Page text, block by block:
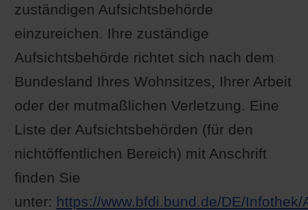
zuständigen Aufsichtsbehörde
einzureichen. Ihre zuständige
Aufsichtsbehörde richtet sich nach dem
Bundesland Ihres Wohnsitzes, Ihrer Arbeit
oder der mutmaßlichen Verletzung. Eine
Liste der Aufsichtsbehörden (für den
nichtöffentlichen Bereich) mit Anschrift
finden Sie
unter: https://www.bfdi.bund.de/DE/